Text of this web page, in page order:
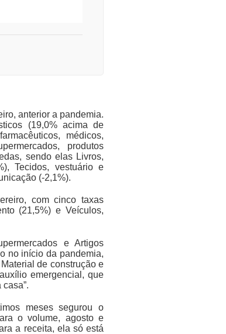
anterior a pandemia.
(19,0% acima de
médicos,
produtos
sendo elas Livros,
Tecidos, vestuário e
(-2,1%).
com cinco taxas
(21,5%) e Veículos,
e Artigos
no início da pandemia,
de construção e
emergencial, que
meses segurou o
o volume, agosto e
a receita, ela só está